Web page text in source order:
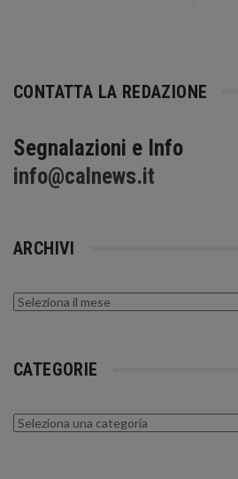
CONTATTA LA REDAZIONE
Segnalazioni e Info
info@calnews.it
ARCHIVI
Archivi
CATEGORIE
Categorie